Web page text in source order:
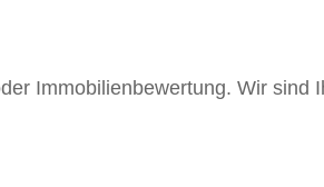
Immobilienbewertung. Wir sind